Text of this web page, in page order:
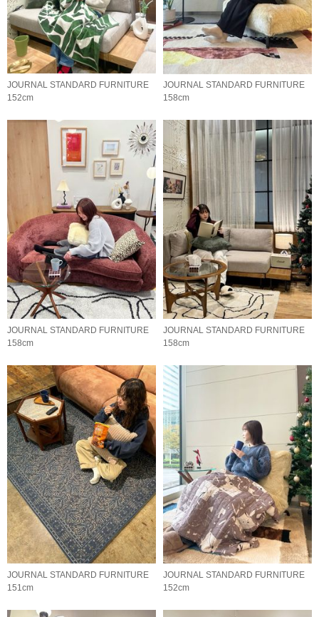
JOURNAL STANDARD FURNITURE
152cm
JOURNAL STANDARD FURNITURE
158cm
JOURNAL STANDARD FURNITURE
158cm
JOURNAL STANDARD FURNITURE
158cm
JOURNAL STANDARD FURNITURE
151cm
JOURNAL STANDARD FURNITURE
152cm